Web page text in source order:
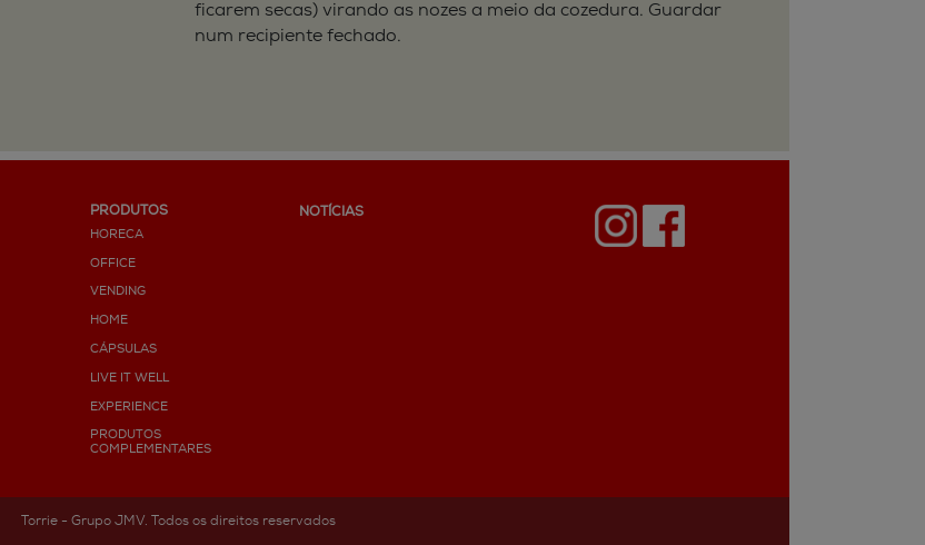
ficarem secas) virando as nozes a meio da cozedura. Guardar
num recipiente fechado.
PRODUTOS
HORECA
OFFICE
VENDING
HOME
CÁPSULAS
LIVE IT WELL
EXPERIENCE
PRODUTOS
COMPLEMENTARES
NOTÍCIAS
Torrie - Grupo JMV. Todos os direitos reservados